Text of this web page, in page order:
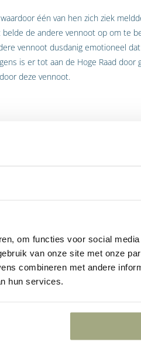
om functies voor social
van onze site met onze
combineren met andere
hun services.
één van hen zich ziek
belde de andere vennoot op om te
vennoot dusdanig emotioneel
is er tot aan de Hoge Raad door
deze vennoot.
het feit dat hij een contractuele
Bovendien heeft de advocaat van
bij de vraag of een opzegging
3:33 BW en 3:35 BW). Het Hof had